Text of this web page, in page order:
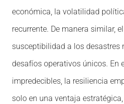
económica, la volatilidad
recurrente. De manera similar,
susceptibilidad a los desastres
desafíos operativos únicos. En
impredecibles, la resiliencia
solo en una ventaja